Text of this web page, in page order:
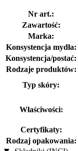
Nr art.:
Zawartość:
Marka:
Konsystencja mydła:
Konsystencja/postać:
Rodzaje produktów:
Typ skóry:
Właściwości:
Certyfikaty:
Rodzaj opakowania: